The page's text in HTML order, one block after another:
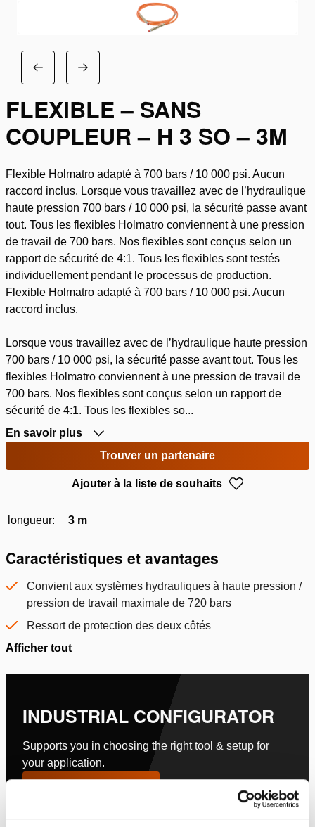
FLEXIBLE – SANS
COUPLEUR – H 3 SO – 3M
Flexible Holmatro adapté à 700 bars / 10 000 psi. Aucun
raccord inclus. Lorsque vous travaillez avec de l’hydraulique
haute pression 700 bars / 10 000 psi, la sécurité passe avant
tout. Tous les flexibles Holmatro conviennent à une pression
de travail de 700 bars. Nos flexibles sont conçus selon un
rapport de sécurité de 4:1. Tous les flexibles sont testés
individuellement pendant le processus de production.
Flexible Holmatro adapté à 700 bars / 10 000 psi. Aucun
raccord inclus.
Lorsque vous travaillez avec de l’hydraulique haute pression
700 bars / 10 000 psi, la sécurité passe avant tout. Tous les
flexibles Holmatro conviennent à une pression de travail de
700 bars. Nos flexibles sont conçus selon un rapport de
sécurité de 4:1. Tous les flexibles so...
En savoir plus
Trouver un partenaire
Ajouter à la liste de souhaits
longueur: 3 m
Caractéristiques et avantages
Convient aux systèmes hydrauliques à haute pression /
pression de travail maximale de 720 bars
Ressort de protection des deux côtés
Afficher tout
INDUSTRIAL CONFIGURATOR
Supports you in choosing the right tool & setup for
your application.